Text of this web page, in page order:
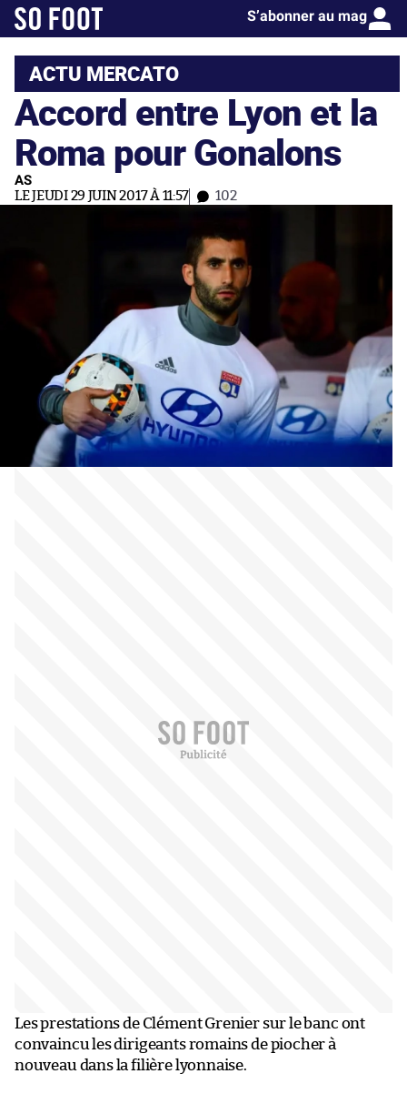
S’abonner au mag
ACTU MERCATO
Accord entre Lyon et la
Roma pour Gonalons
AS
LE JEUDI 29 JUIN 2017 À 11:57 102
Les prestations de Clément Grenier sur le banc ont
convaincu les dirigeants romains de piocher à
nouveau dans la filière lyonnaise.